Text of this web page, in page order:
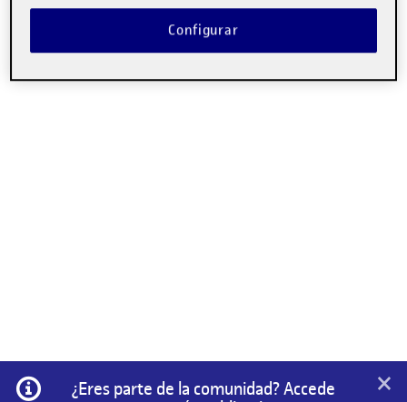
Información
¿Eres parte de la comunidad? Accede
×
Configurar